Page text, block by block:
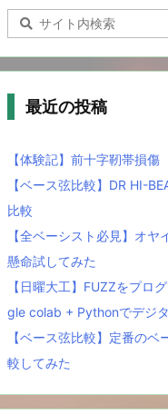
最近の投稿
【体験記】前十字靭帯損傷
【ベース弦比較】DR HI-
比較
【全ベーシスト必見】オ
懸命試してみた
【日曜大工】FUZZをプロ
gle colab + Pythonでデジタ
【ベース弦比較】定番の
較してみた